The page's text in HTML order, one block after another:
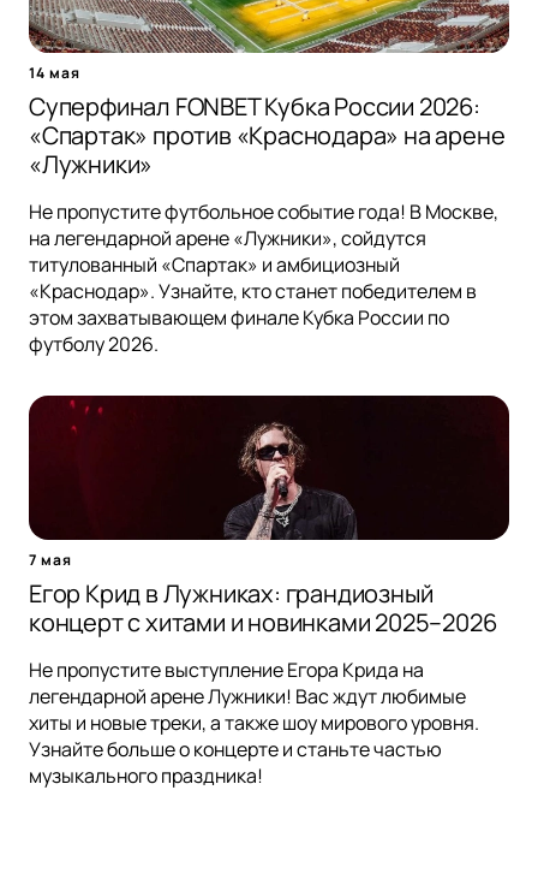
14 мая
Суперфинал FONBET Кубка России 2026:
«Спартак» против «Краснодара» на арене
«Лужники»
Не пропустите футбольное событие года! В Москве,
на легендарной арене «Лужники», сойдутся
титулованный «Спартак» и амбициозный
«Краснодар». Узнайте, кто станет победителем в
этом захватывающем финале Кубка России по
футболу 2026.
7 мая
Егор Крид в Лужниках: грандиозный
концерт с хитами и новинками 2025–2026
Не пропустите выступление Егора Крида на
легендарной арене Лужники! Вас ждут любимые
хиты и новые треки, а также шоу мирового уровня.
Узнайте больше о концерте и станьте частью
музыкального праздника!